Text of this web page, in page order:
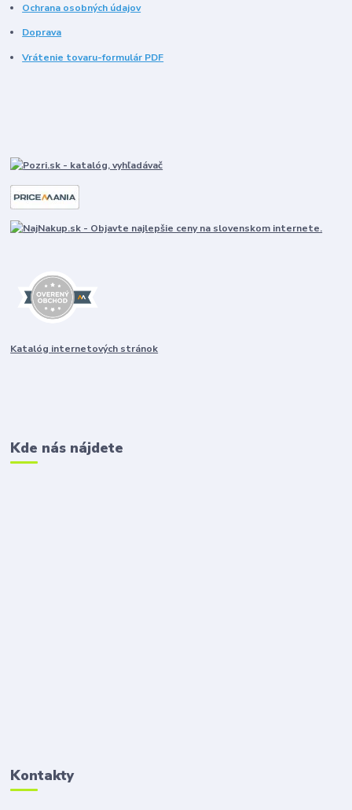
Ochrana osobných údajov
Doprava
Vrátenie tovaru-formulár PDF
Katalóg internetových stránok
Kde nás nájdete
Kontakty